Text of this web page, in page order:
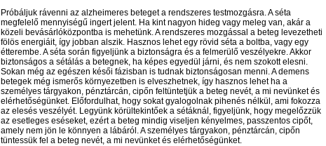
Próbáljuk rávenni az alzheimeres beteget a rendszeres testmozgásra. A séta
megfelelő mennyiségű ingert jelent. Ha kint nagyon hideg vagy meleg van, akár a
közeli bevásárlóközpontba is mehetünk. A rendszeres mozgással a beteg levezetheti
fölös energiáit, így jobban alszik. Hasznos lehet egy rövid séta a boltba, vagy egy
étterembe. A séta során figyeljünk a biztonságra és a felmerülő veszélyekre. Akkor
biztonságos a sétálás a betegnek, ha képes egyedül járni, és nem szokott elesni.
Sokan még az egészen késői fázisban is tudnak biztonságosan menni. A demens
betegek még ismerős környezetben is elveszhetnek, így hasznos lehet ha a
személyes tárgyakon, pénztárcán, cipőn feltüntetjük a beteg nevét, a mi nevünket és
elérhetőségünket. Előfordulhat, hogy sokat gyalogolnak pihenés nélkül, ami fokozza
az elesés veszélyét. Legyünk körültekintőek a sétáknál, figyeljünk, hogy megelőzzük
az esetleges eséseket, ezért a beteg mindig viseljen kényelmes, passzentos cipőt,
amely nem jön le könnyen a lábáról. A személyes tárgyakon, pénztárcán, cipőn
tüntessük fel a beteg nevét, a mi nevünket és elérhetőségünket.